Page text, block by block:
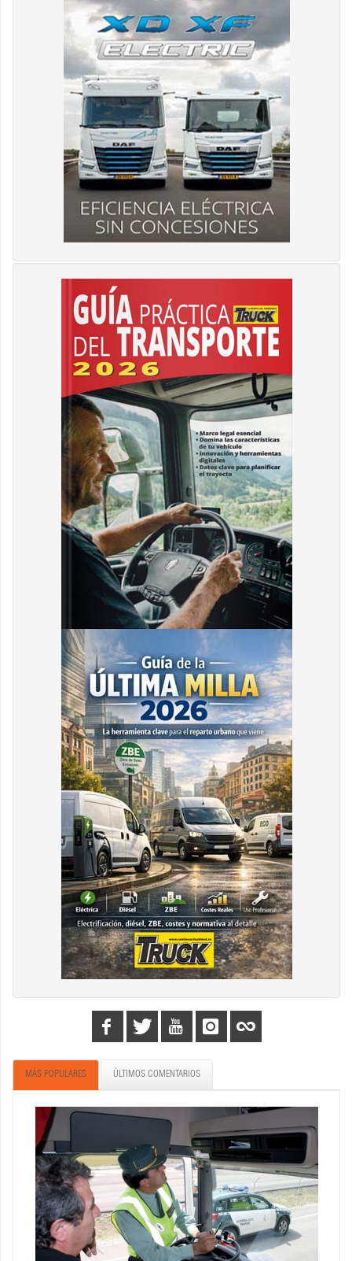
MÁS POPULARES ÚLTIMOS COMENTARIOS